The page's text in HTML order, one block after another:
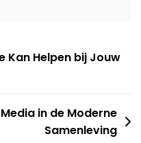
Kan Helpen bij Jouw
in de Moderne
Samenleving